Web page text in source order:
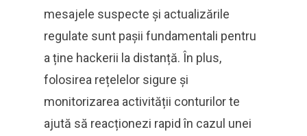
mesajele suspecte și actualizările
regulate sunt pașii fundamentali pentru
a ține hackerii la distanță. În plus,
folosirea rețelelor sigure și
monitorizarea activității conturilor te
ajută să reacționezi rapid în cazul unei